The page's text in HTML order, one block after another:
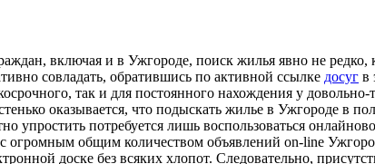
включая и в Ужгороде, поиск жилья явно не
совладать, обратившись по активной ссылке досуг в
так и для постоянного нахождения у
оказывается, что подыскать жилье в Ужгороде в
упростить потребуется лишь воспользоваться
общим количеством объявлений on-line
доске без всяких хлопот. Следовательно,